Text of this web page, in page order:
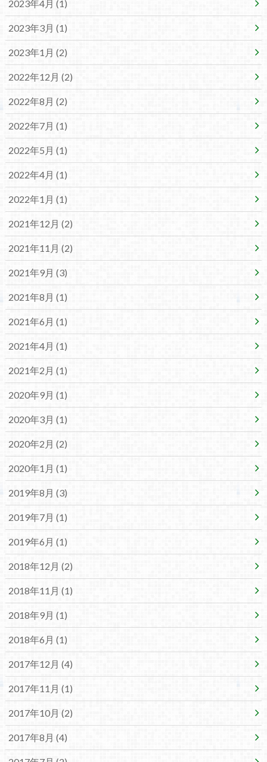
2023年4月 (1)
2023年3月 (1)
2023年1月 (2)
2022年12月 (2)
2022年8月 (2)
2022年7月 (1)
2022年5月 (1)
2022年4月 (1)
2022年1月 (1)
2021年12月 (2)
2021年11月 (2)
2021年9月 (3)
2021年8月 (1)
2021年6月 (1)
2021年4月 (1)
2021年2月 (1)
2020年9月 (1)
2020年3月 (1)
2020年2月 (2)
2020年1月 (1)
2019年8月 (3)
2019年7月 (1)
2019年6月 (1)
2018年12月 (2)
2018年11月 (1)
2018年9月 (1)
2018年6月 (1)
2017年12月 (4)
2017年11月 (1)
2017年10月 (2)
2017年8月 (4)